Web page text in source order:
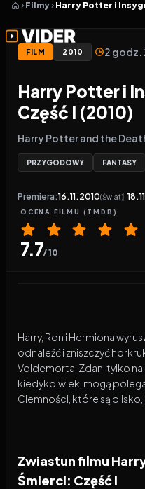
Filmy Harry Potter i
FILM 2010 2 godz.
Harry Potter i
Część I (2010)
Harry Potter and the
PRZYGODOWY FANTASY
Premiera:16.11.2010(Świat)
OCENA FILMU (TMDB)
7.7/ 10
Harry, Ron i Hermiona
odnaleźć i zniszczyć
Voldemorta. Zdani tylko
kiedykolwiek, mogą
Ciemności, które są
Zwiastun filmu
Śmierci: Część I